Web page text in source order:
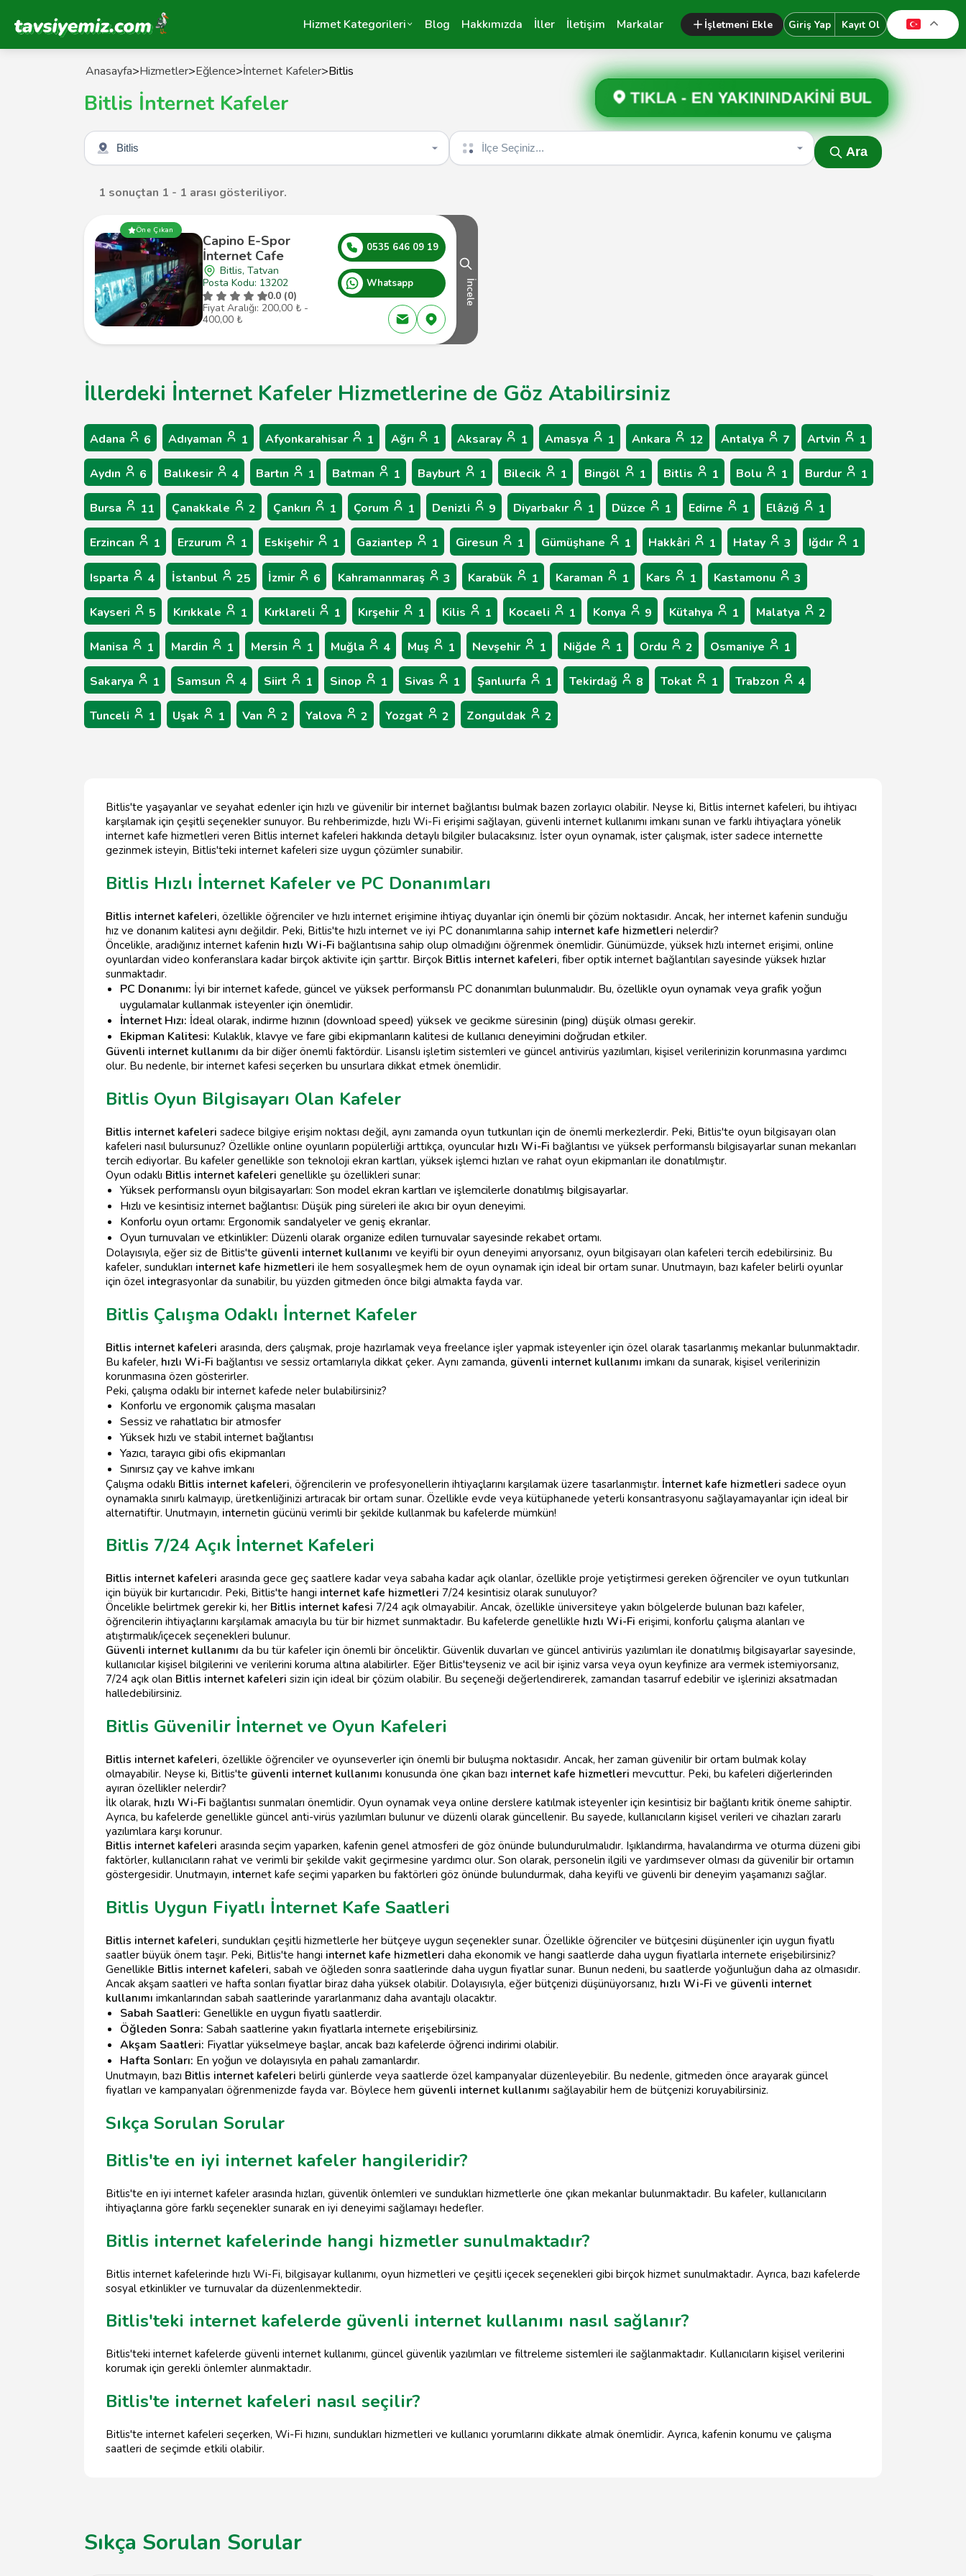
Tavsiyemiz Anasayfa Hizmet Kategorileri Blog Hakkımızda İller İletişim Markalar İşletmeni Ekle Giriş Yap Kayıt Ol
Anasayfa>Hizmetler>Eğlence>İnternet Kafeler>Bitlis
Bitlis İnternet Kafeler TIKLA -EN YAKININDAKİNİ BUL
Şehir seçin İlçe seçin
Ara
1 sonuçtan 1 - 1 arası gösteriliyor.
Öne Çıkan
Capino E-Spor
İnternet Cafe
Bitlis, Tatvan
Posta Kodu: 13202
0.0 (0)
Fiyat Aralığı: 200,00 ₺ -
400,00 ₺
0535 646 09 19
Whatsapp İncele
İllerdeki İnternet Kafeler Hizmetlerine de Göz Atabilirsiniz
Adana 6 Adıyaman 1 Afyonkarahisar 1 Ağrı 1 Aksaray 1 Amasya 1 Ankara 12 Antalya 7 Artvin 1
Aydın 6 Balıkesir 4 Bartın 1 Batman 1 Bayburt 1 Bilecik 1 Bingöl 1 Bitlis 1 Bolu 1 Burdur 1
Bursa 11 Çanakkale 2 Çankırı 1 Çorum 1 Denizli 9 Diyarbakır 1 Düzce 1 Edirne 1 Elâzığ 1
Erzincan 1 Erzurum 1 Eskişehir 1 Gaziantep 1 Giresun 1 Gümüşhane 1 Hakkâri 1 Hatay 3 Iğdır 1
Isparta 4 İstanbul 25 İzmir 6 Kahramanmaraş 3 Karabük 1 Karaman 1 Kars 1 Kastamonu 3
Kayseri 5 Kırıkkale 1 Kırklareli 1 Kırşehir 1 Kilis 1 Kocaeli 1 Konya 9 Kütahya 1 Malatya 2
Manisa 1 Mardin 1 Mersin 1 Muğla 4 Muş 1 Nevşehir 1 Niğde 1 Ordu 2 Osmaniye 1
Sakarya 1 Samsun 4 Siirt 1 Sinop 1 Sivas 1 Şanlıurfa 1 Tekirdağ 8 Tokat 1 Trabzon 4
Tunceli 1 Uşak 1 Van 2 Yalova 2 Yozgat 2 Zonguldak 2
Bitlis'te yaşayanlar ve seyahat edenler için hızlı ve güvenilir bir internet bağlantısı bulmak bazen zorlayıcı olabilir. Neyse ki, Bitlis internet kafeleri, bu ihtiyacı
karşılamak için çeşitli seçenekler sunuyor. Bu rehberimizde, hızlı Wi-Fi erişimi sağlayan, güvenli internet kullanımı imkanı sunan ve farklı ihtiyaçlara yönelik
internet kafe hizmetleri veren Bitlis internet kafeleri hakkında detaylı bilgiler bulacaksınız. İster oyun oynamak, ister çalışmak, ister sadece internette
gezinmek isteyin, Bitlis'teki internet kafeleri size uygun çözümler sunabilir.
Bitlis Hızlı İnternet Kafeler ve PC Donanımları
Bitlis internet kafeleri, özellikle öğrenciler ve hızlı internet erişimine ihtiyaç duyanlar için önemli bir çözüm noktasıdır. Ancak, her internet kafenin sunduğu
hız ve donanım kalitesi aynı değildir. Peki, Bitlis'te hızlı internet ve iyi PC donanımlarına sahip internet kafe hizmetleri nelerdir?
Öncelikle, aradığınız internet kafenin hızlı Wi-Fi bağlantısına sahip olup olmadığını öğrenmek önemlidir. Günümüzde, yüksek hızlı internet erişimi, online
oyunlardan video konferanslara kadar birçok aktivite için şarttır. Birçok Bitlis internet kafeleri, fiber optik internet bağlantıları sayesinde yüksek hızlar
sunmaktadır.
PC Donanımı: İyi bir internet kafede, güncel ve yüksek performanslı PC donanımları bulunmalıdır. Bu, özellikle oyun oynamak veya grafik yoğun
uygulamalar kullanmak isteyenler için önemlidir.
İnternet Hızı: İdeal olarak, indirme hızının (download speed) yüksek ve gecikme süresinin (ping) düşük olması gerekir.
Ekipman Kalitesi: Kulaklık, klavye ve fare gibi ekipmanların kalitesi de kullanıcı deneyimini doğrudan etkiler.
Güvenli internet kullanımı da bir diğer önemli faktördür. Lisanslı işletim sistemleri ve güncel antivirüs yazılımları, kişisel verilerinizin korunmasına yardımcı
olur. Bu nedenle, bir internet kafesi seçerken bu unsurlara dikkat etmek önemlidir.
Bitlis Oyun Bilgisayarı Olan Kafeler
Bitlis internet kafeleri sadece bilgiye erişim noktası değil, aynı zamanda oyun tutkunları için de önemli merkezlerdir. Peki, Bitlis'te oyun bilgisayarı olan
kafeleri nasıl bulursunuz? Özellikle online oyunların popülerliği arttıkça, oyuncular hızlı Wi-Fi bağlantısı ve yüksek performanslı bilgisayarlar sunan mekanları
tercih ediyorlar. Bu kafeler genellikle son teknoloji ekran kartları, yüksek işlemci hızları ve rahat oyun ekipmanları ile donatılmıştır.
Oyun odaklı Bitlis internet kafeleri genellikle şu özellikleri sunar:
Yüksek performanslı oyun bilgisayarları: Son model ekran kartları ve işlemcilerle donatılmış bilgisayarlar.
Hızlı ve kesintisiz internet bağlantısı: Düşük ping süreleri ile akıcı bir oyun deneyimi.
Konforlu oyun ortamı: Ergonomik sandalyeler ve geniş ekranlar.
Oyun turnuvaları ve etkinlikler: Düzenli olarak organize edilen turnuvalar sayesinde rekabet ortamı.
Dolayısıyla, eğer siz de Bitlis'te güvenli internet kullanımı ve keyifli bir oyun deneyimi arıyorsanız, oyun bilgisayarı olan kafeleri tercih edebilirsiniz. Bu
kafeler, sundukları internet kafe hizmetleri ile hem sosyalleşmek hem de oyun oynamak için ideal bir ortam sunar. Unutmayın, bazı kafeler belirli oyunlar
için özel integrasyonlar da sunabilir, bu yüzden gitmeden önce bilgi almakta fayda var.
Bitlis Çalışma Odaklı İnternet Kafeler
Bitlis internet kafeleri arasında, ders çalışmak, proje hazırlamak veya freelance işler yapmak isteyenler için özel olarak tasarlanmış mekanlar bulunmaktadır.
Bu kafeler, hızlı Wi-Fi bağlantısı ve sessiz ortamlarıyla dikkat çeker. Aynı zamanda, güvenli internet kullanımı imkanı da sunarak, kişisel verilerinizin
korunmasına özen gösterirler.
Peki, çalışma odaklı bir internet kafede neler bulabilirsiniz?
Konforlu ve ergonomik çalışma masaları
Sessiz ve rahatlatıcı bir atmosfer
Yüksek hızlı ve stabil internet bağlantısı
Yazıcı, tarayıcı gibi ofis ekipmanları
Sınırsız çay ve kahve imkanı
Çalışma odaklı Bitlis internet kafeleri, öğrencilerin ve profesyonellerin ihtiyaçlarını karşılamak üzere tasarlanmıştır. İnternet kafe hizmetleri sadece oyun
oynamakla sınırlı kalmayıp, üretkenliğinizi artıracak bir ortam sunar. Özellikle evde veya kütüphanede yeterli konsantrasyonu sağlayamayanlar için ideal bir
alternatiftir. Unutmayın, internetin gücünü verimli bir şekilde kullanmak bu kafelerde mümkün!
Bitlis 7/24 Açık İnternet Kafeleri
Bitlis internet kafeleri arasında gece geç saatlere kadar veya sabaha kadar açık olanlar, özellikle proje yetiştirmesi gereken öğrenciler ve oyun tutkunları
için büyük bir kurtarıcıdır. Peki, Bitlis'te hangi internet kafe hizmetleri 7/24 kesintisiz olarak sunuluyor?
Öncelikle belirtmek gerekir ki, her Bitlis internet kafesi 7/24 açık olmayabilir. Ancak, özellikle üniversiteye yakın bölgelerde bulunan bazı kafeler,
öğrencilerin ihtiyaçlarını karşılamak amacıyla bu tür bir hizmet sunmaktadır. Bu kafelerde genellikle hızlı Wi-Fi erişimi, konforlu çalışma alanları ve
atıştırmalık/içecek seçenekleri bulunur.
Güvenli internet kullanımı da bu tür kafeler için önemli bir önceliktir. Güvenlik duvarları ve güncel antivirüs yazılımları ile donatılmış bilgisayarlar sayesinde,
kullanıcılar kişisel bilgilerini ve verilerini koruma altına alabilirler. Eğer Bitlis'teyseniz ve acil bir işiniz varsa veya oyun keyfinize ara vermek istemiyorsanız,
7/24 açık olan Bitlis internet kafeleri sizin için ideal bir çözüm olabilir. Bu seçeneği değerlendirerek, zamandan tasarruf edebilir ve işlerinizi aksatmadan
halledebilirsiniz.
Bitlis Güvenilir İnternet ve Oyun Kafeleri
Bitlis internet kafeleri, özellikle öğrenciler ve oyunseverler için önemli bir buluşma noktasıdır. Ancak, her zaman güvenilir bir ortam bulmak kolay
olmayabilir. Neyse ki, Bitlis'te güvenli internet kullanımı konusunda öne çıkan bazı internet kafe hizmetleri mevcuttur. Peki, bu kafeleri diğerlerinden
ayıran özellikler nelerdir?
İlk olarak, hızlı Wi-Fi bağlantısı sunmaları önemlidir. Oyun oynamak veya online derslere katılmak isteyenler için kesintisiz bir bağlantı kritik öneme sahiptir.
Ayrıca, bu kafelerde genellikle güncel anti-virüs yazılımları bulunur ve düzenli olarak güncellenir. Bu sayede, kullanıcıların kişisel verileri ve cihazları zararlı
yazılımlara karşı korunur.
Bitlis internet kafeleri arasında seçim yaparken, kafenin genel atmosferi de göz önünde bulundurulmalıdır. Işıklandırma, havalandırma ve oturma düzeni gibi
faktörler, kullanıcıların rahat ve verimli bir şekilde vakit geçirmesine yardımcı olur. Son olarak, personelin ilgili ve yardımsever olması da güvenilir bir ortamın
göstergesidir. Unutmayın, internet kafe seçimi yaparken bu faktörleri göz önünde bulundurmak, daha keyifli ve güvenli bir deneyim yaşamanızı sağlar.
Bitlis Uygun Fiyatlı İnternet Kafe Saatleri
Bitlis internet kafeleri, sundukları çeşitli hizmetlerle her bütçeye uygun seçenekler sunar. Özellikle öğrenciler ve bütçesini düşünenler için uygun fiyatlı
saatler büyük önem taşır. Peki, Bitlis'te hangi internet kafe hizmetleri daha ekonomik ve hangi saatlerde daha uygun fiyatlarla internete erişebilirsiniz?
Genellikle Bitlis internet kafeleri, sabah ve öğleden sonra saatlerinde daha uygun fiyatlar sunar. Bunun nedeni, bu saatlerde yoğunluğun daha az olmasıdır.
Ancak akşam saatleri ve hafta sonları fiyatlar biraz daha yüksek olabilir. Dolayısıyla, eğer bütçenizi düşünüyorsanız, hızlı Wi-Fi ve güvenli internet
kullanımı imkanlarından sabah saatlerinde yararlanmanız daha avantajlı olacaktır.
Sabah Saatleri: Genellikle en uygun fiyatlı saatlerdir.
Öğleden Sonra: Sabah saatlerine yakın fiyatlarla internete erişebilirsiniz.
Akşam Saatleri: Fiyatlar yükselmeye başlar, ancak bazı kafelerde öğrenci indirimi olabilir.
Hafta Sonları: En yoğun ve dolayısıyla en pahalı zamanlardır.
Unutmayın, bazı Bitlis internet kafeleri belirli günlerde veya saatlerde özel kampanyalar düzenleyebilir. Bu nedenle, gitmeden önce arayarak güncel
fiyatları ve kampanyaları öğrenmenizde fayda var. Böylece hem güvenli internet kullanımı sağlayabilir hem de bütçenizi koruyabilirsiniz.
Sıkça Sorulan Sorular
Bitlis'te en iyi internet kafeler hangileridir?
Bitlis'te en iyi internet kafeler arasında hızları, güvenlik önlemleri ve sundukları hizmetlerle öne çıkan mekanlar bulunmaktadır. Bu kafeler, kullanıcıların
ihtiyaçlarına göre farklı seçenekler sunarak en iyi deneyimi sağlamayı hedefler.
Bitlis internet kafelerinde hangi hizmetler sunulmaktadır?
Bitlis internet kafelerinde hızlı Wi-Fi, bilgisayar kullanımı, oyun hizmetleri ve çeşitli içecek seçenekleri gibi birçok hizmet sunulmaktadır. Ayrıca, bazı kafelerde
sosyal etkinlikler ve turnuvalar da düzenlenmektedir.
Bitlis'teki internet kafelerde güvenli internet kullanımı nasıl sağlanır?
Bitlis'teki internet kafelerde güvenli internet kullanımı, güncel güvenlik yazılımları ve filtreleme sistemleri ile sağlanmaktadır. Kullanıcıların kişisel verilerini
korumak için gerekli önlemler alınmaktadır.
Bitlis'te internet kafeleri nasıl seçilir?
Bitlis'te internet kafeleri seçerken, Wi-Fi hızını, sundukları hizmetleri ve kullanıcı yorumlarını dikkate almak önemlidir. Ayrıca, kafenin konumu ve çalışma
saatleri de seçimde etkili olabilir.
Sıkça Sorulan Sorular